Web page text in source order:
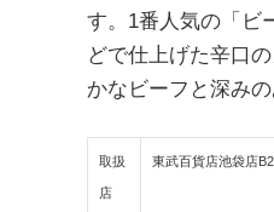
す。1番人気の「ビ
どで仕上げた辛口
かなビーフと深み
取扱
店
東武百貨店池袋店